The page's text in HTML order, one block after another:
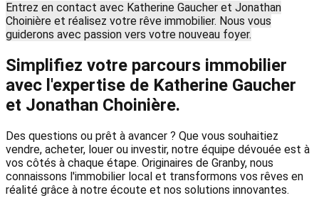
Entrez en contact avec Katherine Gaucher et Jonathan
Choinière et réalisez votre rêve immobilier. Nous vous
guiderons avec passion vers votre nouveau foyer.
Simplifiez votre parcours immobilier
avec l'expertise de Katherine Gaucher
et Jonathan Choinière.
Des questions ou prêt à avancer ? Que vous souhaitiez
vendre, acheter, louer ou investir, notre équipe dévouée est à
vos côtés à chaque étape. Originaires de Granby, nous
connaissons l'immobilier local et transformons vos rêves en
réalité grâce à notre écoute et nos solutions innovantes.